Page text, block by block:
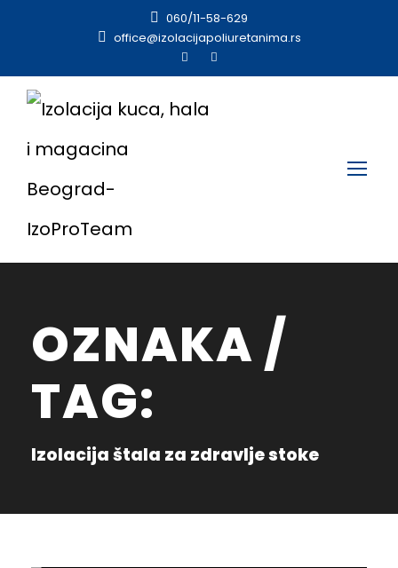
060/11-58-629
office@izolacijapoliuretanima.rs
OZNAKA /
TAG:
Izolacija štala za zdravlje stoke